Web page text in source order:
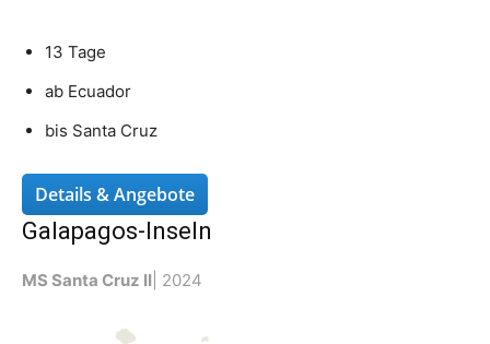
13 Tage
ab Ecuador
bis Santa Cruz
Details & Angebote
Galapagos-Inseln
MS Santa Cruz II | 2024